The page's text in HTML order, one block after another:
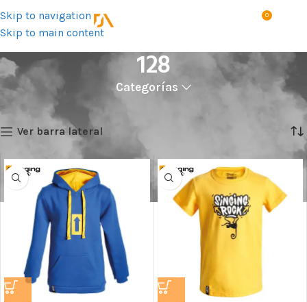
Skip to navigation
Skip to main content
MENÚ 0
128
Categorías
Talla del producto Showing all 2 results
Ver barra lateral